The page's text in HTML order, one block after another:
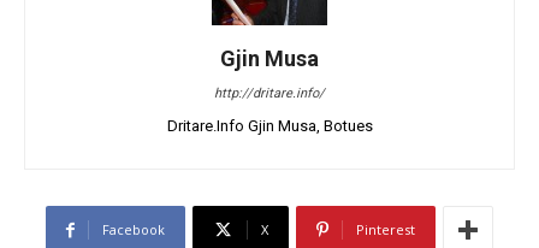
Gjin Musa
http://dritare.info/
Dritare.Info Gjin Musa, Botues
Facebook X Pinterest